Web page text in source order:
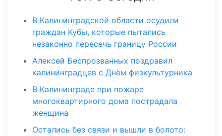
В Калининградской области осудили
граждан Кубы, которые пытались
незаконно пересечь границу России
Алексей Беспрозванных поздравил
калининградцев с Днём физкультурника
В Калининграде при пожаре
многоквартирного дома пострадала
женщина
Остались без связи и вышли в болото: